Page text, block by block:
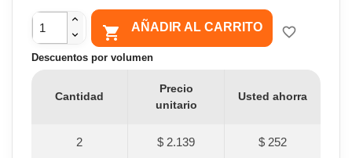
 AÑADIR AL CARRITO favorite_border
Descuentos por volumen
Cantidad
Precio
unitario
Usted ahorra
2 $ 2.139 $ 252